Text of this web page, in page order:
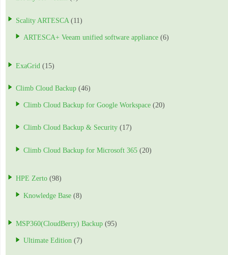
Scality ARTESCA (11)
ARTESCA+ Veeam unified software appliance (6)
ExaGrid (15)
Climb Cloud Backup (46)
Climb Cloud Backup for Google Workspace (20)
Climb Cloud Backup & Security (17)
Climb Cloud Backup for Microsoft 365 (20)
HPE Zerto (98)
Knowledge Base (8)
MSP360(CloudBerry) Backup (95)
Ultimate Edition (7)